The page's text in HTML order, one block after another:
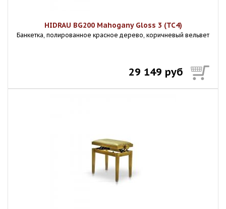
HIDRAU BG200 Mahogany Gloss 3 (TC4)
Банкетка, полированное красное дерево, коричневый вельвет
29 149 руб